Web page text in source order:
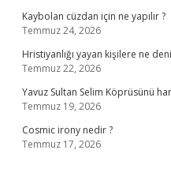
Kaybolan cüzdan için ne yapılır ?
Temmuz 24, 2026
Hristiyanlığı yayan kişilere ne
Temmuz 22, 2026
Yavuz Sultan Selim Köprüsünü
Temmuz 19, 2026
Cosmic irony nedir ?
Temmuz 17, 2026